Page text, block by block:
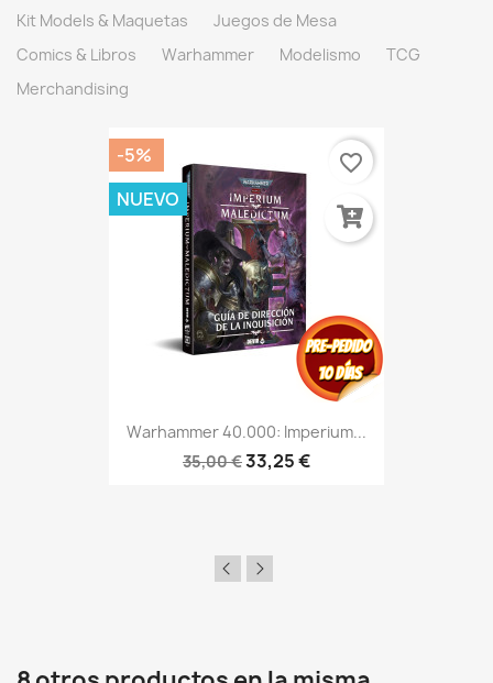
Kit Models & Maquetas
Juegos de Mesa
Comics & Libros
Warhammer Modelismo
TCG
Merchandising
Warhammer 40.000: Imperium...
35,00 €33,25 €
-5%
NUEVO
favorite_border